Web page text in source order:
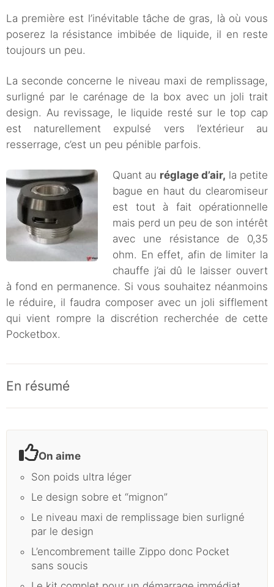
La première est l’inévitable tâche de gras, là où vous
poserez la résistance imbibée de liquide, il en reste
toujours un peu.
La seconde concerne le niveau maxi de remplissage,
surligné par le carénage de la box avec un joli trait
design. Au revissage, le liquide resté sur le top cap
est naturellement expulsé vers l’extérieur au
resserrage, c’est un peu pénible parfois.
Quant au réglage d’air, la petite
bague en haut du clearomiseur
est tout à fait opérationnelle
mais perd un peu de son intérêt
avec une résistance de 0,35
ohm. En effet, afin de limiter la
chauffe j’ai dû le laisser ouvert
à fond en permanence. Si vous souhaitez néanmoins
le réduire, il faudra composer avec un joli sifflement
qui vient rompre la discrétion recherchée de cette
Pocketbox.
En résumé
On aime
Son poids ultra léger
Le design sobre et “mignon”
Le niveau maxi de remplissage bien surligné
par le design
L’encombrement taille Zippo donc Pocket
sans soucis